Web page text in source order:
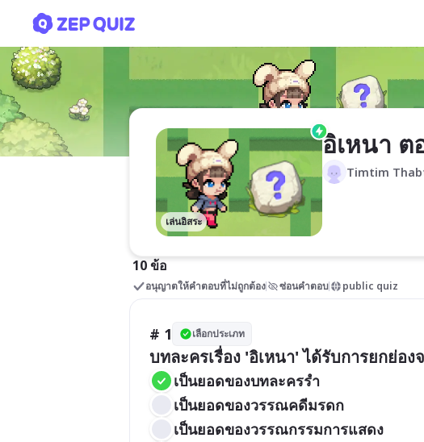
เล่นอิสระ
อิเหนา
Timtim
10 ข้อ
อนุญาตให้คำตอบที่ไม่ถูกต้อง ซ่อนคำตอบ public quiz
# 1 เลือกประเภท
บทละครเรื่อง 'อิเหนา' ได้รับการยกย่อง
เป็นยอดของบทละครรำ
เป็นยอดของวรรณคดีมรดก
เป็นยอดของวรรณกรรมการแสดง